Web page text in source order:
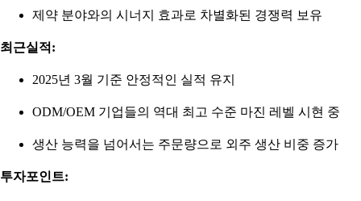
제약 분야와의 시너지 효과로 차별화된 경쟁력 보유
최근실적:
2025년 3월 기준 안정적인 실적 유지
ODM/OEM 기업들의 역대 최고 수준 마진 레벨 시현 중
생산 능력을 넘어서는 주문량으로 외주 생산 비중 증가
투자포인트: